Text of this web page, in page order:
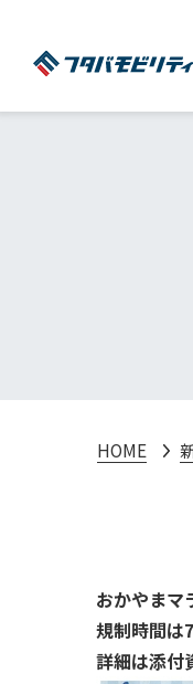
HOME
おかやまマ
規制時間は
詳細は添付